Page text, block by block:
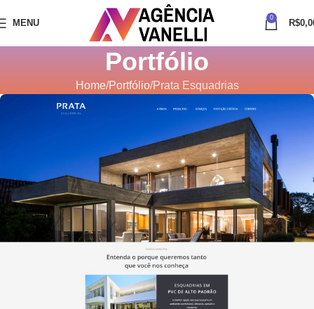
MENU
0
R$
Portfólio
Home Portfólio Prata Esquadrias